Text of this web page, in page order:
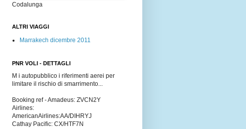
Codalunga
ALTRI VIAGGI
Marrakech dicembre 2011
PNR VOLI - DETTAGLI
M i autopubblico i riferimenti aerei per
limitare il rischio di smarrimento...
Booking ref - Amadeus: ZVCN2Y
Airlines:
AmericanAirlines:AA/DIHRYJ
Cathay Pacific: CX/HTF7N